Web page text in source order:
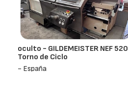
oculto - GILDEMEISTER NEF 520
Torno de Ciclo
- España